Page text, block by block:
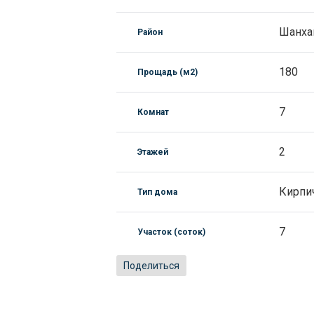
Район
Прощадь (м2) 180
Комнат 7
Этажей 2
Тип дома
Участок (соток) 7
Поделиться